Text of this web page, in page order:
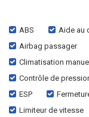
ABS Aide au
Airbag passager
Climatisation
Contrôle de
ESP
Limiteur de vitesse